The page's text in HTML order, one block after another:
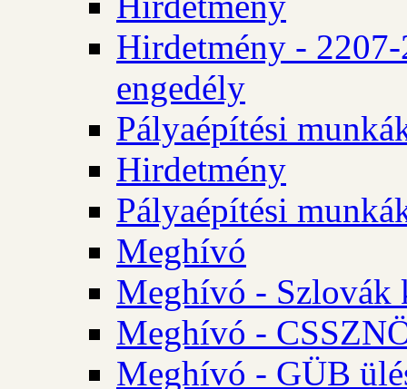
Hirdetmény -
engedély
Pályaépítési
Hirdetmény
Pályaépítési
Meghívó
Meghívó - Szlovák
Meghívó -
Meghívó - GÜB